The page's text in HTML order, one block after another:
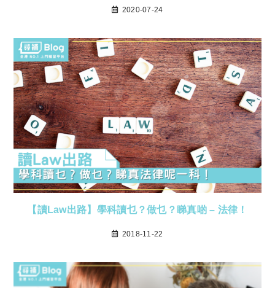
2020-07-24
【讀Law出路】學科讀乜？做乜？睇真啲 – 法律！
2018-11-22